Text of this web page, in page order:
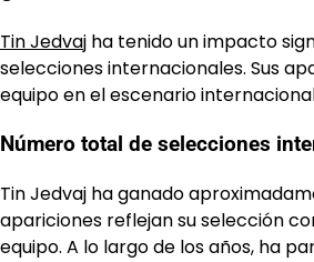
Tin Jedvaj ha tenido un impacto
selecciones internacionales. Sus
equipo en el escenario
Número total de selecciones
Tin Jedvaj ha ganado
apariciones reflejan su selección
equipo. A lo largo de los años, ha